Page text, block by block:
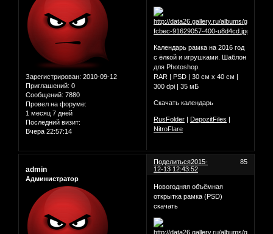
Зарегистрирован: 2010-09-12
Приглашений: 0
Сообщений: 7880
Провел на форуме:
1 месяц 7 дней
Последний визит:
Вчера 22:57:14
Календарь рамка на 2016 год
с ёлкой и игрушками. Шаблон
для Photoshop.
RAR | PSD | 30 см х 40 см |
300 dpi | 35 мБ
Скачать календарь
RusFolder |DepozitFiles |
NitroFlare
Поделиться 85
2015-
12-13 12:43:52
admin
Администратор
Новогодняя объёмная
открытка рамка (PSD)
скачать